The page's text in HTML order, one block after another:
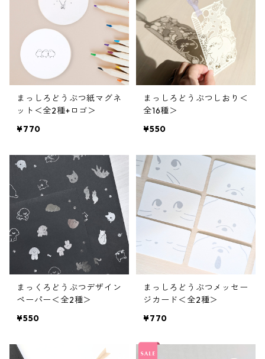
まっしろどうぶつ紙マグネ
ット＜全2種+ロゴ＞
¥770
まっしろどうぶつしおり＜
全16種＞
¥550
まっくろどうぶつデザイン
ペーパー＜全2種＞
¥550
まっしろどうぶつメッセー
ジカード＜全2種＞
¥770